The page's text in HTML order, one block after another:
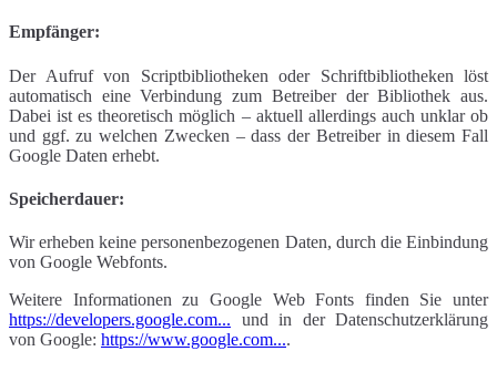
Empfänger:
Der Aufruf von Scriptbibliotheken oder Schriftbibliotheken löst
automatisch eine Verbindung zum Betreiber der Bibliothek aus.
Dabei ist es theoretisch möglich – aktuell allerdings auch unklar ob
und ggf. zu welchen Zwecken – dass der Betreiber in diesem Fall
Google Daten erhebt.
Speicherdauer:
Wir erheben keine personenbezogenen Daten, durch die Einbindung
von Google Webfonts.
Weitere Informationen zu Google Web Fonts finden Sie unter
https://developers.google.com... und in der Datenschutzerklärung
von Google: https://www.google.com....